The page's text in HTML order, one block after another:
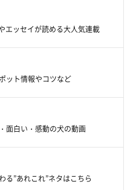
をくわえると階段を
なる理由
エッセイが読める大人気連載
ット情報やコツなど
面白い・感動の犬の動画
る”あれこれ”ネタはこちら